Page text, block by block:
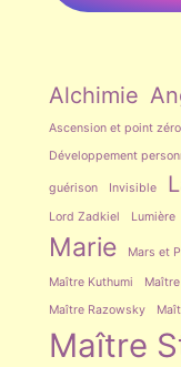
Alchimie
Ascension et point zéro
Développement
guérison Invisible
Lord Zadkiel
Lumière
Marie Mars et
Maître Kuthumi
Maître Razowsky
Maître